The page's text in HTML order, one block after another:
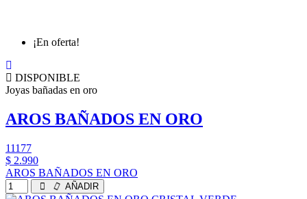
¡En oferta!
DISPONIBLE
Joyas bañadas en oro
AROS BAÑADOS EN ORO
11177
$ 2.990
AROS BAÑADOS EN ORO
AÑADIR